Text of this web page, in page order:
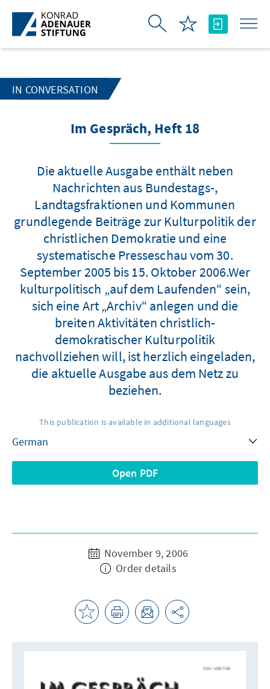
Skip to Main Content
IN CONVERSATION
Im Gespräch, Heft 18
Die aktuelle Ausgabe enthält neben
Nachrichten aus Bundestags-,
Landtagsfraktionen und Kommunen
grundlegende Beiträge zur Kulturpolitik der
christlichen Demokratie und eine
systematische Presseschau vom 30.
September 2005 bis 15. Oktober 2006.Wer
kulturpolitisch „auf dem Laufenden“ sein,
sich eine Art „Archiv“ anlegen und die
breiten Aktivitäten christlich-
demokratischer Kulturpolitik
nachvollziehen will, ist herzlich eingeladen,
die aktuelle Ausgabe aus dem Netz zu
beziehen.
This publication is available in additional languages
Open PDF
November 9, 2006
Order details